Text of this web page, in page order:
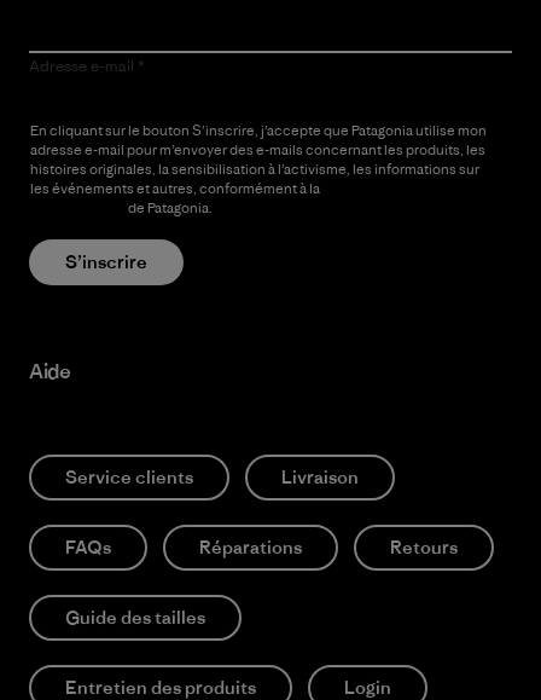
Adresse e-mail
En cliquant sur le bouton S’inscrire, j’accepte que Patagonia utilise mon
adresse e-mail pour m’envoyer des e-mails concernant les produits, les
histoires originales, la sensibilisation à l’activisme, les informations sur
les événements et autres, conformément à la
de Patagonia.
S’inscrire
Aide
Service clients Livraison
FAQs Réparations Retours
Guide des tailles
Entretien des produits Login